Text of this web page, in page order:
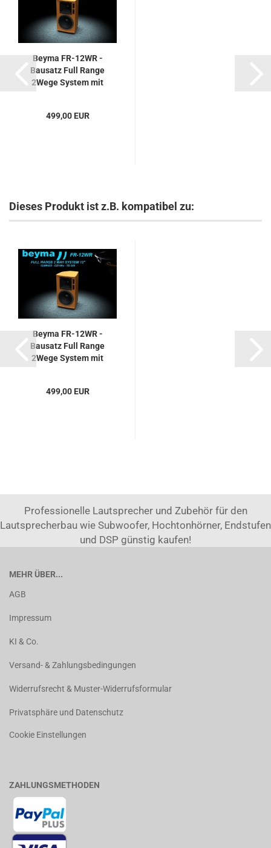
Beyma FR-12WR -
Bausatz Full Range
2Wege System mit
499,00 EUR
Dieses Produkt ist z.B. kompatibel zu:
Beyma FR-12WR -
Bausatz Full Range
2Wege System mit
499,00 EUR
Professionelle Lautsprecher und Zubehör für den
Lautsprecherbau wie Subwoofer, Hochtonhörner, Endstufen
und DSP günstig kaufen!
MEHR ÜBER...
AGB
Impressum
KI & Co.
Versand- & Zahlungsbedingungen
Widerrufsrecht & Muster-Widerrufsformular
Privatsphäre und Datenschutz
Cookie Einstellungen
ZAHLUNGSMETHODEN